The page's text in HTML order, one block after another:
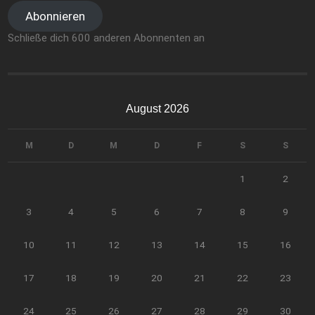
Abonnieren
Schließe dich 600 anderen Abonnenten an
August 2026
M D M D F S S
1 2
3 4 5 6 7 8 9
10 11 12 13 14 15 16
17 18 19 20 21 22 23
24 25 26 27 28 29 30